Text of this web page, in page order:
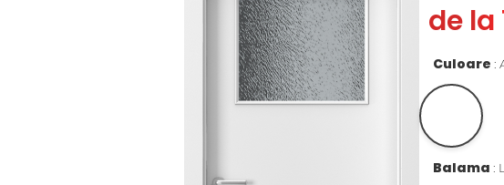
de la
Culoare
Balama